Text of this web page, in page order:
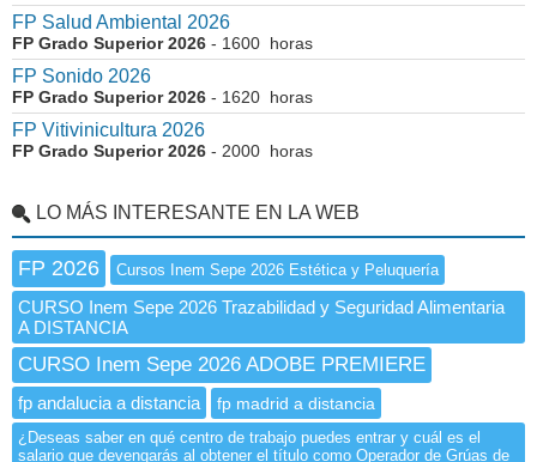
FP Salud Ambiental 2026
FP Grado Superior 2026 - 1600 horas
FP Sonido 2026
FP Grado Superior 2026 - 1620 horas
FP Vitivinicultura 2026
FP Grado Superior 2026 - 2000 horas
LO MÁS INTERESANTE EN LA WEB
FP 2026 Cursos Inem Sepe 2026 Estética y Peluquería
CURSO Inem Sepe 2026 Trazabilidad y Seguridad Alimentaria
A DISTANCIA
CURSO Inem Sepe 2026 ADOBE PREMIERE
fp andalucia a distancia fp madrid a distancia
¿Deseas saber en qué centro de trabajo puedes entrar y cuál es el
salario que devengarás al obtener el título como Operador de Grúas de